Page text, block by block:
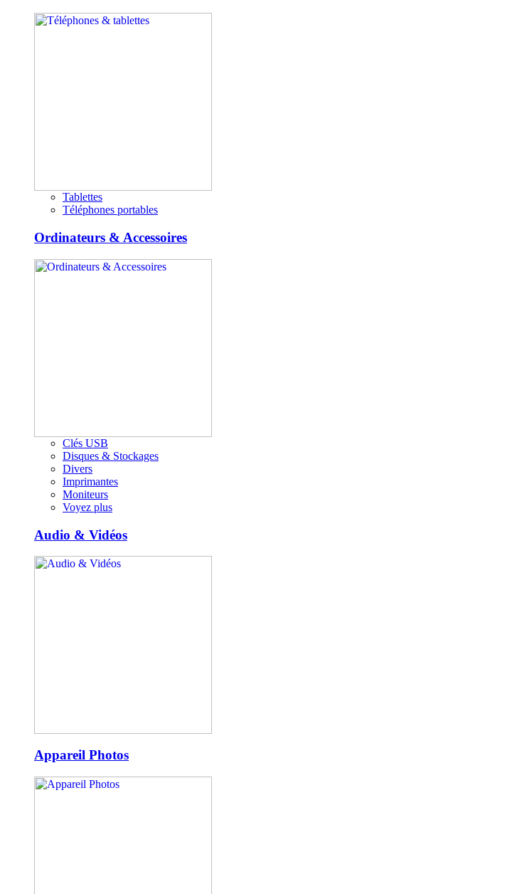
Tablettes
Téléphones portables
Ordinateurs & Accessoires
Clés USB
Disques & Stockages
Divers
Imprimantes
Moniteurs
Voyez plus
Audio & Vidéos
Appareil Photos